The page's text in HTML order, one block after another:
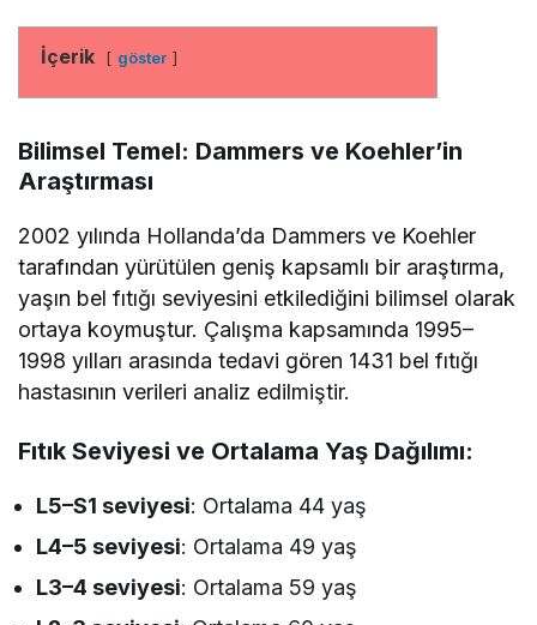
İçerik göster
Bilimsel Temel: Dammers ve Koehler’in
Araştırması
2002 yılında Hollanda’da Dammers ve Koehler
tarafından yürütülen geniş kapsamlı bir araştırma,
yaşın bel fıtığı seviyesini etkilediğini bilimsel olarak
ortaya koymuştur. Çalışma kapsamında 1995–
1998 yılları arasında tedavi gören 1431 bel fıtığı
hastasının verileri analiz edilmiştir.
Fıtık Seviyesi ve Ortalama Yaş Dağılımı:
L5–S1 seviyesi: Ortalama 44 yaş
L4–5 seviyesi: Ortalama 49 yaş
L3–4 seviyesi: Ortalama 59 yaş